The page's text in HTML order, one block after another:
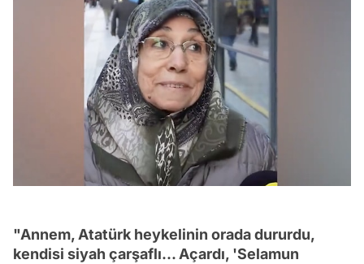
"Annem, Atatürk heykelinin orada dururdu,
kendisi siyah çarşaflı... Açardı, 'Selamun